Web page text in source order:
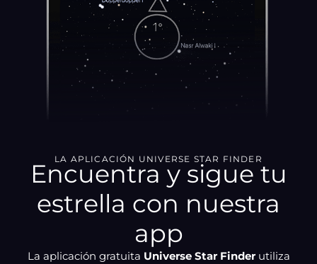
LA APLICACIÓN UNIVERSE STAR FINDER
Encuentra y sigue tu
estrella con nuestra
app
La aplicación gratuita Universe Star Finderutiliza